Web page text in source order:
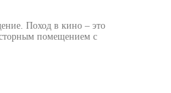
Поход в кино – это
помещением с